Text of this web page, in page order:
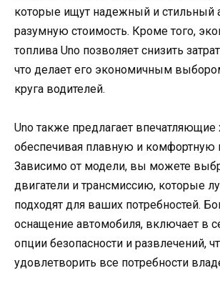
которые ищут надежный и стильный
разумную стоимость. Кроме того,
топлива Uno позволяет снизить
что делает его экономичным
круга водителей.
Uno также предлагает впечатляющие
обеспечивая плавную и комфортную
Зависимо от модели, вы можете
двигатели и трансмиссию, которые
подходят для ваших потребностей.
оснащение автомобиля, включает в
опции безопасности и развлечений,
удовлетворить все потребности